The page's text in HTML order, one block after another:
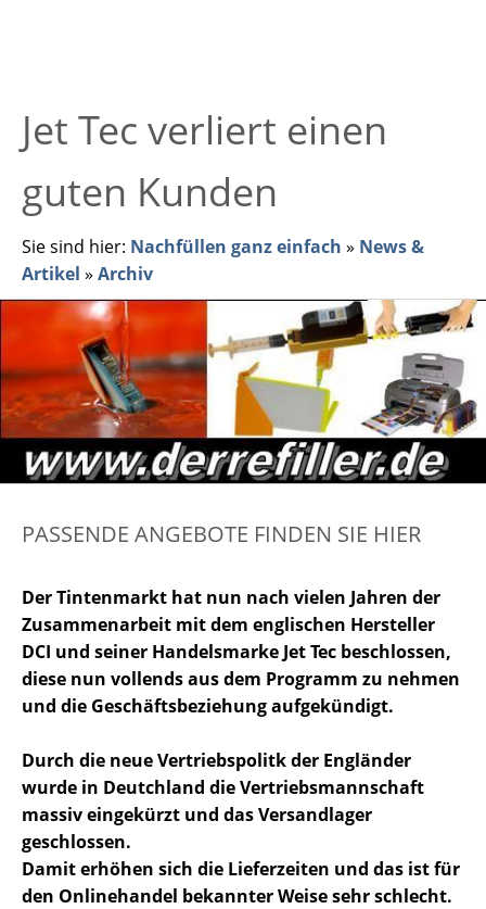
Jet Tec verliert einen
guten Kunden
Sie sind hier: Nachfüllen ganz einfach » News &
Artikel » Archiv
PASSENDE ANGEBOTE FINDEN SIE HIER
Der Tintenmarkt hat nun nach vielen Jahren der
Zusammenarbeit mit dem englischen Hersteller
DCI und seiner Handelsmarke Jet Tec beschlossen,
diese nun vollends aus dem Programm zu nehmen
und die Geschäftsbeziehung aufgekündigt.
Durch die neue Vertriebspolitk der Engländer
wurde in Deutchland die Vertriebsmannschaft
massiv eingekürzt und das Versandlager
geschlossen.
Damit erhöhen sich die Lieferzeiten und das ist für
den Onlinehandel bekannter Weise sehr schlecht.